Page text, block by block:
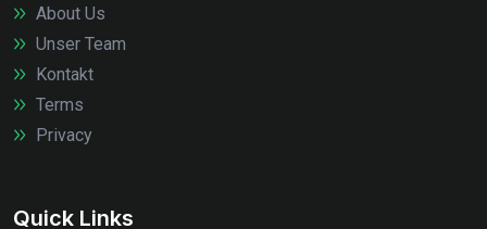
About Us
Unser Team
Kontakt
Terms
Privacy
Quick Links